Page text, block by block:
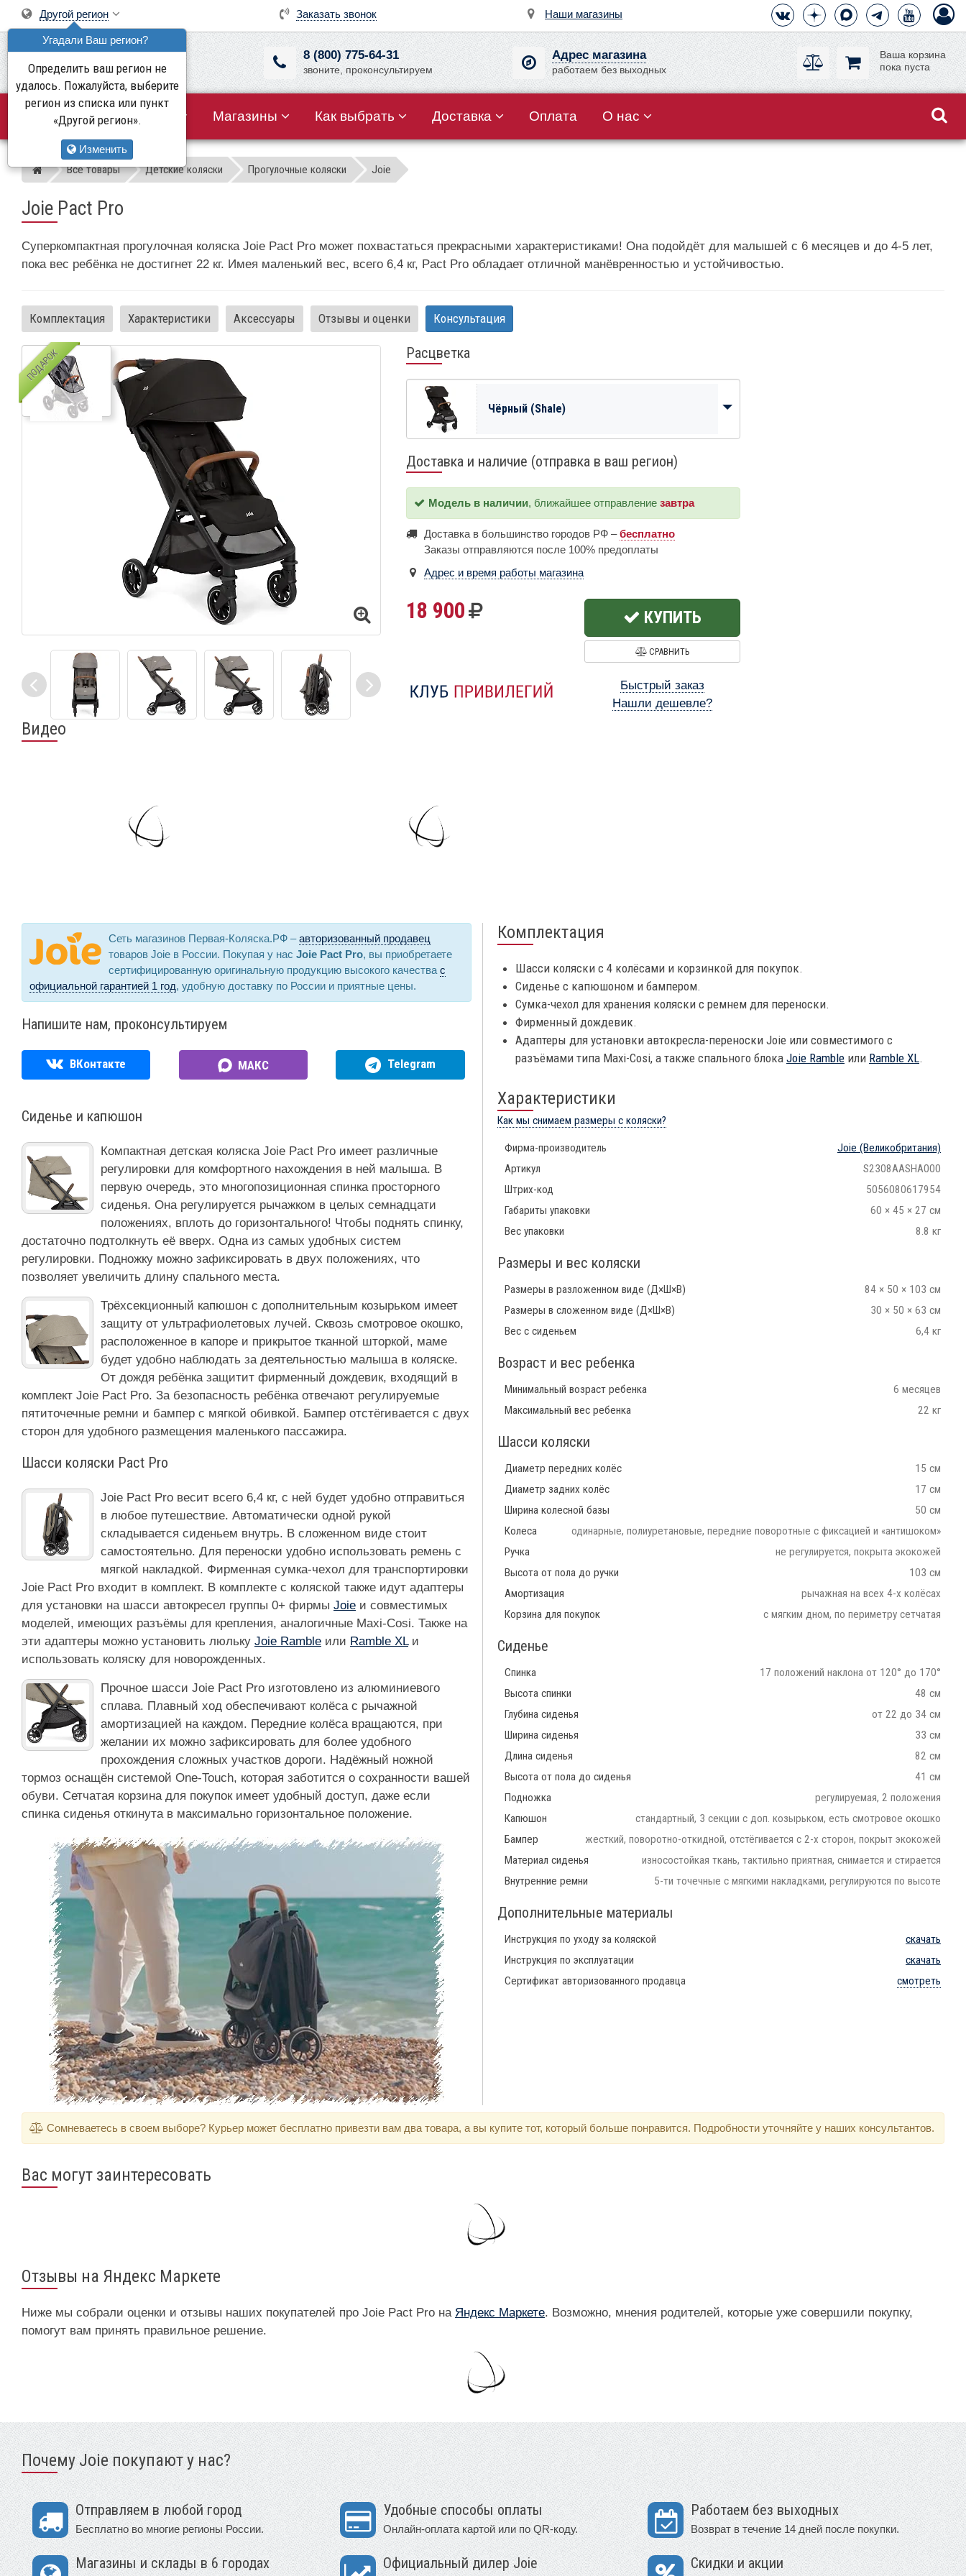
Заказать звонок Наши магазины
Другой регион
Угадали Ваш регион?
Определить ваш регион не
удалось. Пожалуйста, выберите
регион из списка или пункт
«Другой регион».
Изменить
8 (800) 775-64-31
звоните, проконсультируем
Адрес магазина
работаем без выходных
Ваша корзина
пока пуста
Все товары Акции Магазины Как выбрать Доставка Оплата О нас
Магазин детских колясок
Все товары Детские коляски Прогулочные коляски Joie
Joie Pact Pro
Суперкомпактная прогулочная коляска Joie Pact Pro может похвастаться прекрасными характеристиками! Она подойдёт для малышей с 6 месяцев и до 4-5 лет,
пока вес ребёнка не достигнет 22 кг. Имея маленький вес, всего 6,4 кг, Pact Pro обладает отличной манёвренностью и устойчивостью.
Комплектация Характеристики Аксессуары Отзывы и оценки Консультация
ПОДАРОК Расцветка
Чёрный (Shale)
Доставка и наличие (отправка в ваш регион)
Модель в наличии, ближайшее отправление завтра
Доставка в большинство городов РФ –бесплатно
Заказы отправляются после 100% предоплаты
Адрес и время работы магазина
18 900 КУПИТЬ
СРАВНИТЬ
Быстрый заказ
Нашли дешевле?
Видео
Сеть магазинов Первая-Коляска.РФ –авторизованный продавец
товаров Joie в России. Покупая у нас Joie Pact Pro, вы приобретаете
сертифицированную оригинальную продукцию высокого качества с
официальной гарантией 1 год, удобную доставку по России и приятные цены.
Напишите нам, проконсультируем
ВКонтакте МАКС Telegram
Сиденье и капюшон
Компактная детская коляска Joie Pact Pro имеет различные
регулировки для комфортного нахождения в ней малыша. В
первую очередь, это многопозиционная спинка просторного
сиденья. Она регулируется рычажком в целых семнадцати
положениях, вплоть до горизонтального! Чтобы поднять спинку,
достаточно подтолкнуть её вверх. Одна из самых удобных систем
регулировки. Подножку можно зафиксировать в двух положениях, что
позволяет увеличить длину спального места.
Трёхсекционный капюшон с дополнительным козырьком имеет
защиту от ультрафиолетовых лучей. Сквозь смотровое окошко,
расположенное в капоре и прикрытое тканной шторкой, маме
будет удобно наблюдать за деятельностью малыша в коляске.
От дождя ребёнка защитит фирменный дождевик, входящий в
комплект Joie Pact Pro. За безопасность ребёнка отвечают регулируемые
пятиточечные ремни и бампер с мягкой обивкой. Бампер отстёгивается с двух
сторон для удобного размещения маленького пассажира.
Шасси коляски Pact Pro
Joie Pact Pro весит всего 6,4 кг, с ней будет удобно отправиться
в любое путешествие. Автоматически одной рукой
складывается сиденьем внутрь. В сложенном виде стоит
самостоятельно. Для переноски удобно использовать ремень с
мягкой накладкой. Фирменная сумка-чехол для транспортировки
Joie Pact Pro входит в комплект. В комплекте с коляской также идут адаптеры
для установки на шасси автокресел группы 0+ фирмы Joie и совместимых
моделей, имеющих разъёмы для крепления, аналогичные Maxi-Cosi. Также на
эти адаптеры можно установить люльку Joie Ramble или Ramble XLи
использовать коляску для новорожденных.
Прочное шасси Joie Pact Pro изготовлено из алюминиевого
сплава. Плавный ход обеспечивают колёса с рычажной
амортизацией на каждом. Передние колёса вращаются, при
желании их можно зафиксировать для более удобного
прохождения сложных участков дороги. Надёжный ножной
тормоз оснащён системой One-Touch, которая заботится о сохранности вашей
обуви. Сетчатая корзина для покупок имеет удобный доступ, даже если
спинка сиденья откинута в максимально горизонтальное положение.
Комплектация
Шасси коляски с 4 колёсами и корзинкой для покупок.
Сиденье с капюшоном и бампером.
Сумка-чехол для хранения коляски с ремнем для переноски.
Фирменный дождевик.
Адаптеры для установки автокресла-переноски Joie или совместимого с
разъёмами типа Maxi-Cosi, а также спального блока Joie Ramble или Ramble XL.
Характеристики
Как мы снимаем размеры с коляски?
Фирма-производитель Joie (Великобритания)
Артикул
S2308AASHA000
Штрих-код
5056080617954
Габариты упаковки
60 × 45 × 27 см
Вес упаковки
8.8 кг
Размеры и вес коляски
Размеры в разложенном виде (Д×Ш×В)
84 × 50 × 103 см
Размеры в сложенном виде (Д×Ш×В)
30 × 50 × 63 см
Вес с сиденьем
6,4 кг
Возраст и вес ребенка
Минимальный возраст ребенка
6 месяцев
Максимальный вес ребенка
22 кг
Шасси коляски
Диаметр передних колёс
15 см
Диаметр задних колёс
17 см
Ширина колесной базы
50 см
Колеса
одинарные, полиуретановые, передние поворотные с фиксацией и «антишоком»
Ручка
не регулируется, покрыта экокожей
Высота от пола до ручки
103 см
Амортизация
рычажная на всех 4-х колёсах
Корзина для покупок
с мягким дном, по периметру сетчатая
Сиденье
Спинка
17 положений наклона от 120° до 170°
Высота спинки
48 см
Глубина сиденья
от 22 до 34 см
Ширина сиденья
33 см
Длина сиденья
82 см
Высота от пола до сиденья
41 см
Подножка
регулируемая, 2 положения
Капюшон
стандартный, 3 секции с доп. козырьком, есть смотровое окошко
Бампер
жесткий, поворотно-откидной, отстёгивается с 2-х сторон, покрыт экокожей
Материал сиденья
износостойкая ткань, тактильно приятная, снимается и стирается
Внутренние ремни
5-ти точечные с мягкими накладками, регулируются по высоте
Дополнительные материалы
Инструкция по уходу за коляской
скачать
Инструкция по эксплуатации
скачать
Сертификат авторизованного продавца
смотреть
Сомневаетесь в своем выборе? Курьер может бесплатно привезти вам два товара, а вы купите тот, который больше понравится. Подробности уточняйте у наших консультантов.
Вас могут заинтересовать
Отзывы на Яндекс Маркете
Ниже мы собрали оценки и отзывы наших покупателей про Joie Pact Pro на Яндекс Маркете. Возможно, мнения родителей, которые уже совершили покупку,
помогут вам принять правильное решение.
Почему Joie покупают у нас?
Отправляем в любой город
Бесплатно во многие регионы России.
Удобные способы оплаты
Онлайн-оплата картой или по QR-коду.
Работаем без выходных
Возврат в течение 14 дней после покупки.
Магазины и склады в 6 городах Официальный дилер Joie Скидки и акции